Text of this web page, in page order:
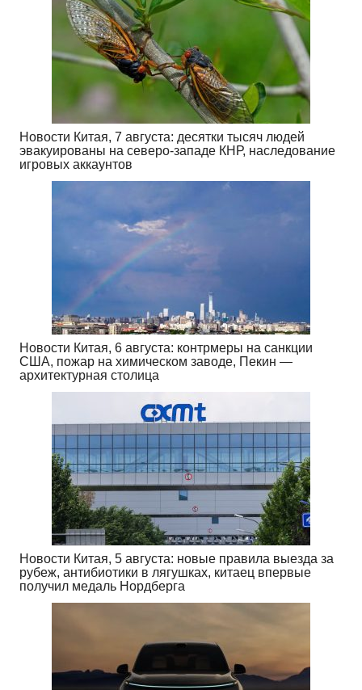
Новости Китая, 7 августа: десятки тысяч людей
эвакуированы на северо-западе КНР, наследование
игровых аккаунтов
Новости Китая, 6 августа: контрмеры на санкции
США, пожар на химическом заводе, Пекин —
архитектурная столица
Новости Китая, 5 августа: новые правила выезда за
рубеж, антибиотики в лягушках, китаец впервые
получил медаль Нордберга